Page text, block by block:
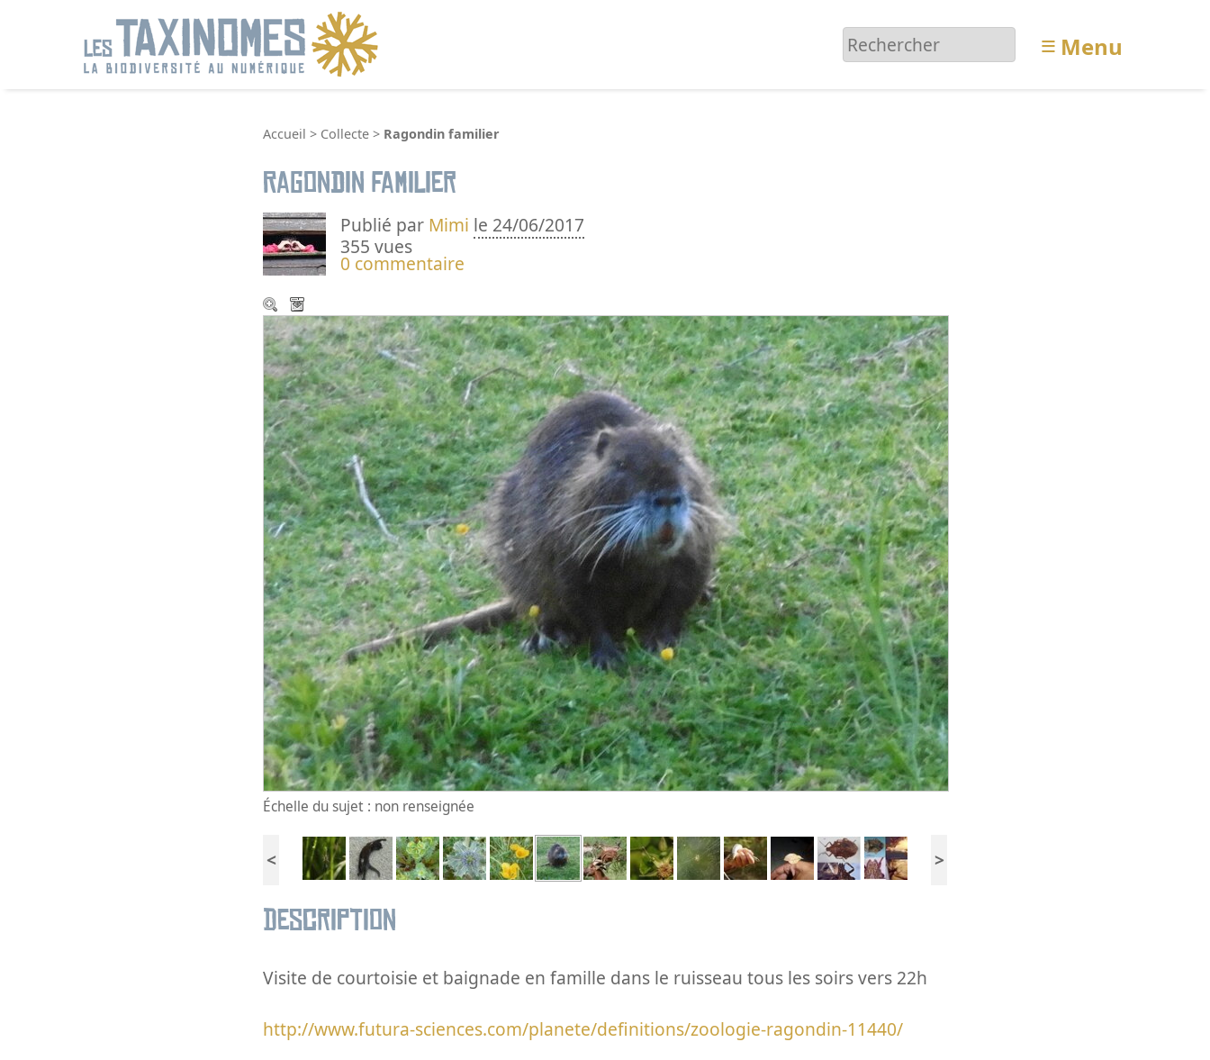
≡ Menu
Accueil > Collecte > Ragondin familier
Ragondin familier
Publié par Mimi le 24/06/2017
355 vues
0 commentaire
Échelle du sujet : non renseignée
< >
Description
Visite de courtoisie et baignade en famille dans le ruisseau tous les soirs vers 22h
http://www.futura-sciences.com/planete/definitions/zoologie-ragondin-11440/